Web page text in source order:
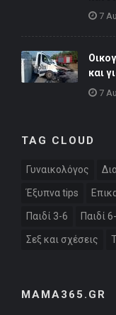
7
και
7
TAG CLOUD
Γυναικολόγος
Έξυπνα tips
Παιδί 3-6 Παιδί
Σεξ και σχέσεις
MAMA365.GR